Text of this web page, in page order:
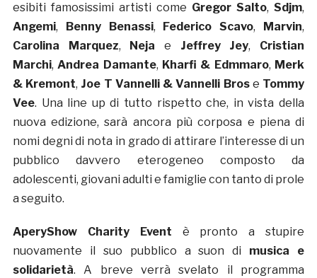
esibiti famosissimi artisti come Gregor Salto,Sdjm,
Angemi, Benny Benassi, Federico Scavo, Marvin,
Carolina
Marquez, Neja e Jeffrey Jey, Cristian
Marchi,Andrea Damante, Kharfi & Edmmaro, Merk
& Kremont, Joe T Vannelli & Vannelli Brose Tommy
Vee. Una line up di tutto rispetto che, in vista della
nuova edizione, sarà ancora più corposa e piena di
nomi degni di nota in grado di attirare l’interesse di un
pubblico davvero eterogeneo composto da
adolescenti, giovani adulti e famiglie con tanto di prole
a seguito.
AperyShow Charity Event è pronto a stupire
nuovamente il suo pubblico a suon di musica e
solidarietà. A breve verrà svelato il programma